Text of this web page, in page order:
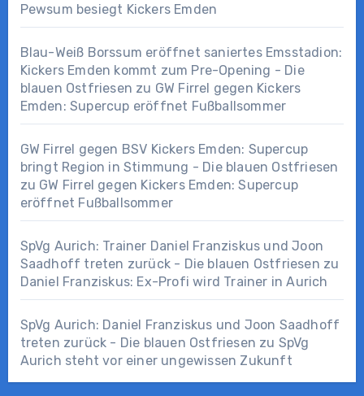
Pewsum besiegt Kickers Emden
Blau-Weiß Borssum eröffnet saniertes Emsstadion:
Kickers Emden kommt zum Pre-Opening - Die
blauen Ostfriesen zu GW Firrel gegen Kickers
Emden: Supercup eröffnet Fußballsommer
GW Firrel gegen BSV Kickers Emden: Supercup
bringt Region in Stimmung - Die blauen Ostfriesen
zu GW Firrel gegen Kickers Emden: Supercup
eröffnet Fußballsommer
SpVg Aurich: Trainer Daniel Franziskus und Joon
Saadhoff treten zurück - Die blauen Ostfriesen zu
Daniel Franziskus: Ex-Profi wird Trainer in Aurich
SpVg Aurich: Daniel Franziskus und Joon Saadhoff
treten zurück - Die blauen Ostfriesen zu SpVg
Aurich steht vor einer ungewissen Zukunft